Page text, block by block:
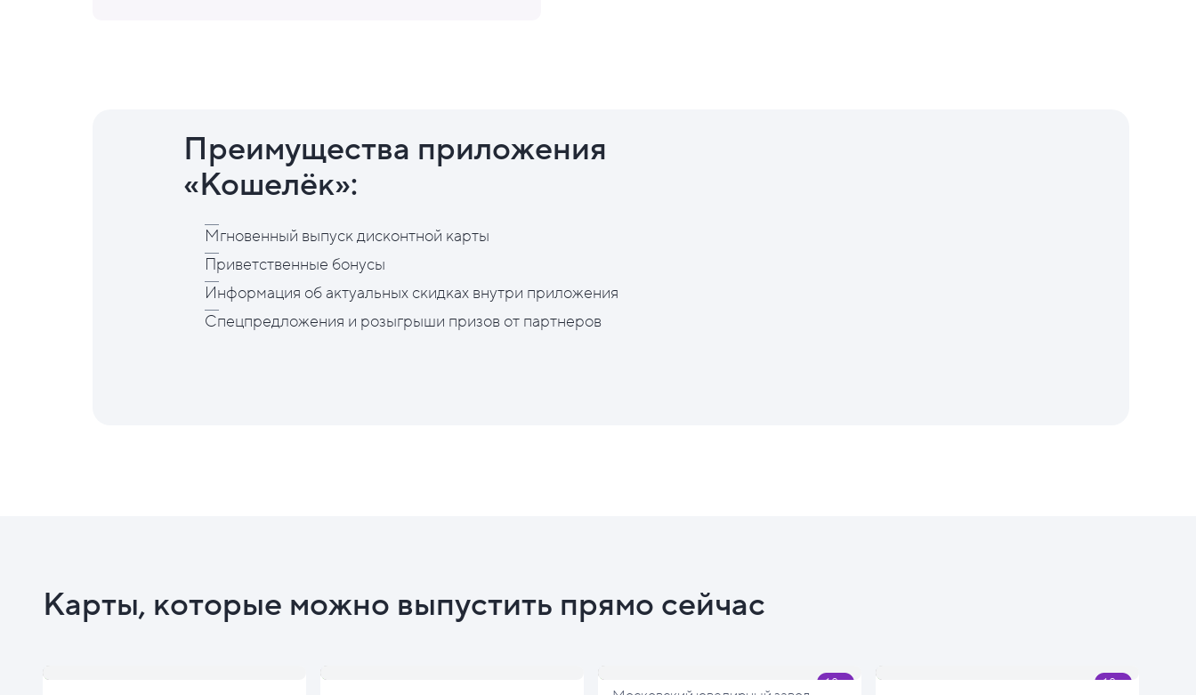
Преимущества приложения
«Кошелёк»:
Мгновенный выпуск дисконтной карты
Приветственные бонусы
Информация об актуальных скидках внутри приложения
Спецпредложения и розыгрыши призов от партнеров
Карты, которые можно выпустить прямо сейчас